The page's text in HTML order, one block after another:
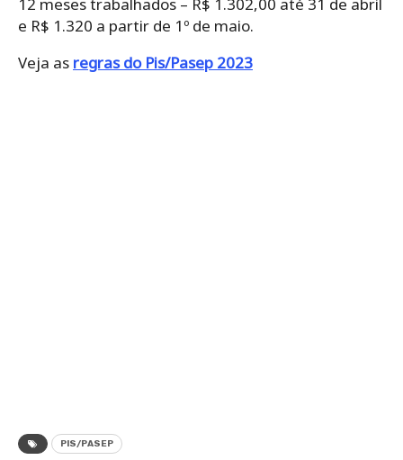
e R$ 1.320 a partir de 1º de maio.
Veja as regras do Pis/Pasep 2023
PIS/PASEP